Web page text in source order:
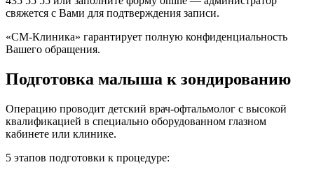
свяжется с Вами для подтверждения записи.
«СМ-Клиника» гарантирует полную конфиденциальность
Вашего обращения.
Подготовка малыша к зондированию
Операцию проводит детский врач-офтальмолог с высокой
квалификацией в специально оборудованном глазном
кабинете или клинике.
5 этапов подготовки к процедуре: